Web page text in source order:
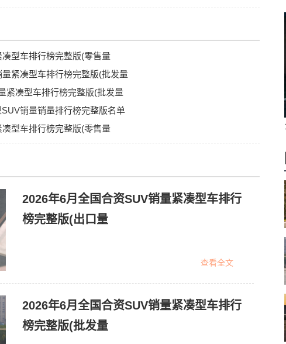
型车排行榜完整版(零售量
紧凑型车排行榜完整版(批发量
紧凑型车排行榜完整版(批发量
销量销量排行榜完整版名单
型车排行榜完整版(零售量
2026年6月全国合资SUV销量紧凑型车排行
榜完整版(出口量
查看全文
2026年6月全国合资SUV销量紧凑型车排行
榜完整版(批发量